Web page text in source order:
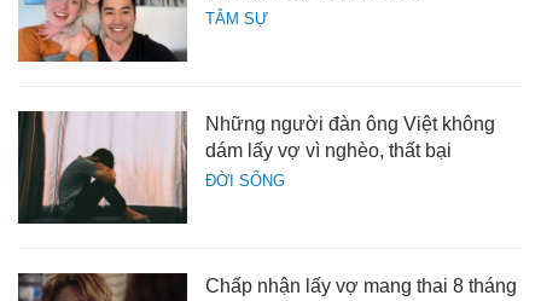
TÂM SỰ
ĐỜI SỐNG
Những người đàn ông Việt không
dám lấy vợ vì nghèo, thất bại
Chấp nhận lấy vợ mang thai 8 tháng